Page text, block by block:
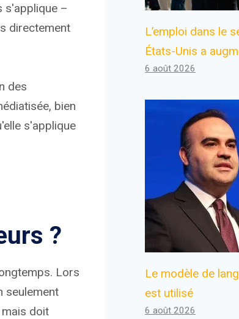
s'applique –
directement
des
bien
s'applique
?
Lors
seulement
doit
L’emploi dans le
États-Unis a
6 août 2026
Le modèle de
est utilisé
6 août 2026